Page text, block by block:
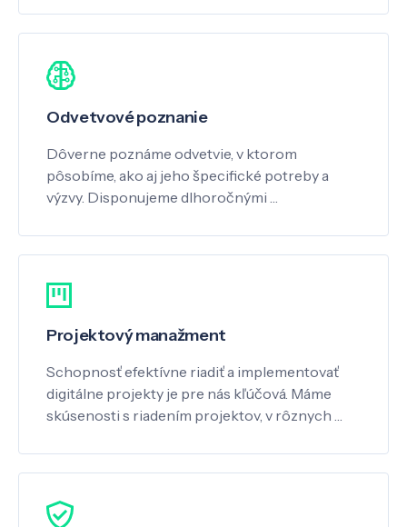
Odvetvové poznanie
Dôverne poznáme odvetvie, v ktorom
pôsobíme, ako aj jeho špecifické potreby a
výzvy. Disponujeme dlhoročnými …
Projektový manažment
Schopnosť efektívne riadiť a implementovať
digitálne projekty je pre nás kľúčová. Máme
skúsenosti s riadením projektov, v rôznych …